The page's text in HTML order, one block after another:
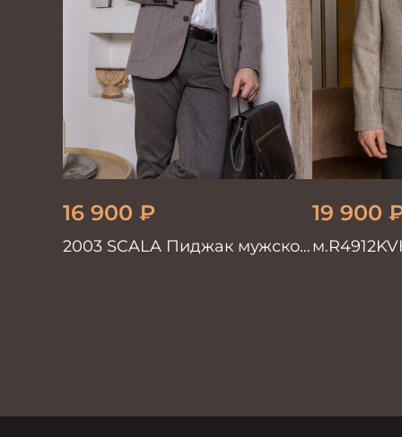
16 900 ₽
2003 SCALA Пиджак мужской
19 900